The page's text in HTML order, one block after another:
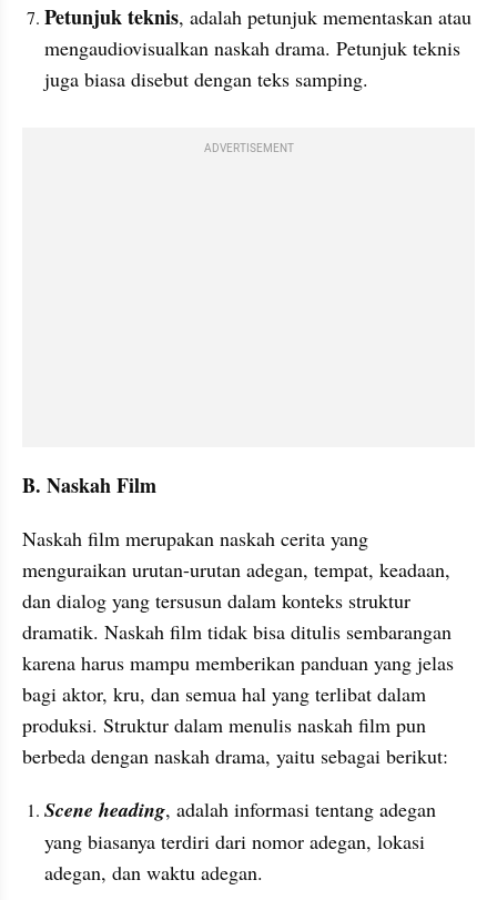
Petunjuk teknis, adalah petunjuk mementaskan atau
mengaudiovisualkan naskah drama. Petunjuk teknis
juga biasa disebut dengan teks samping.
ADVERTISEMENT
B. Naskah Film
Naskah film merupakan naskah cerita yang
menguraikan urutan-urutan adegan, tempat, keadaan,
dan dialog yang tersusun dalam konteks struktur
dramatik. Naskah film tidak bisa ditulis sembarangan
karena harus mampu memberikan panduan yang jelas
bagi aktor, kru, dan semua hal yang terlibat dalam
produksi. Struktur dalam menulis naskah film pun
berbeda dengan naskah drama, yaitu sebagai berikut:
Scene heading, adalah informasi tentang adegan
yang biasanya terdiri dari nomor adegan, lokasi
adegan, dan waktu adegan.